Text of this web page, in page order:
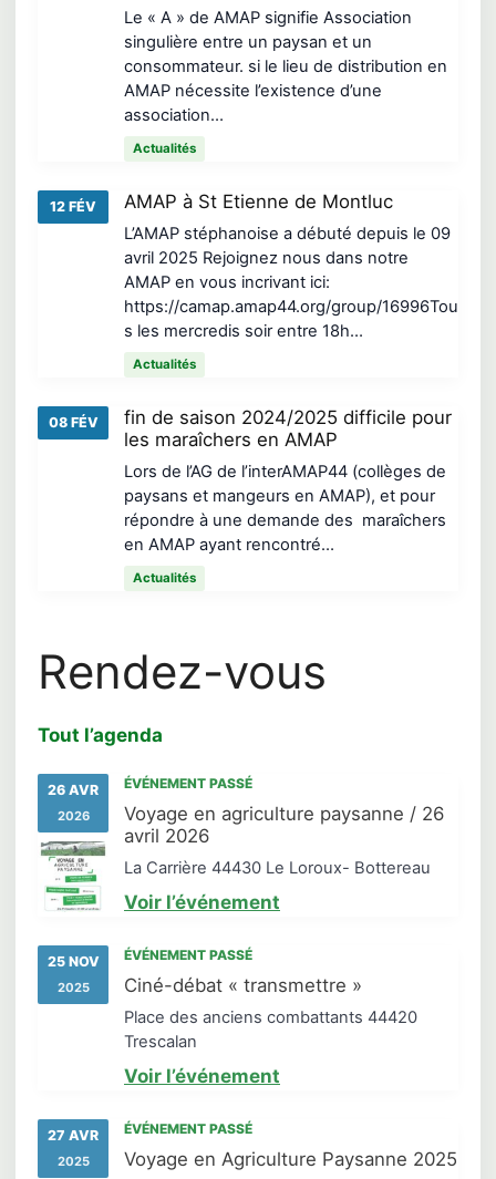
Le « A » de AMAP signifie Association
singulière entre un paysan et un
consommateur. si le lieu de distribution en
AMAP nécessite l’existence d’une
association…
Actualités
12 FÉV AMAP à St Etienne de Montluc
L’AMAP stéphanoise a débuté depuis le 09
avril 2025 Rejoignez nous dans notre
AMAP en vous incrivant ici:
https://camap.amap44.org/group/16996Tou
s les mercredis soir entre 18h…
Actualités
08 FÉV
fin de saison 2024/2025 difficile pour
les maraîchers en AMAP
Lors de l’AG de l’interAMAP44 (collèges de
paysans et mangeurs en AMAP), et pour
répondre à une demande des maraîchers
en AMAP ayant rencontré…
Actualités
Rendez-vous
Tout l’agenda
26 AVR
2026
ÉVÉNEMENT PASSÉ
Voyage en agriculture paysanne / 26
avril 2026
La Carrière 44430 Le Loroux- Bottereau
Voir l’événement
25 NOV
2025
ÉVÉNEMENT PASSÉ
Ciné-débat « transmettre »
Place des anciens combattants 44420
Trescalan
Voir l’événement
27 AVR
2025
ÉVÉNEMENT PASSÉ
Voyage en Agriculture Paysanne 2025